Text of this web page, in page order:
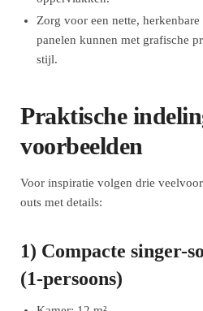
Zorg voor een nette,
panelen kunnen met grafische
stijl.
Praktische
voorbeelden
Voor inspiratie volgen drie
outs met details:
1) Compacte singer-
(1-persoons)